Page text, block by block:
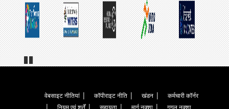
Footer
वेबसाइट नीतियां कॉपीराइट नीति खंडन
कर्मचारी कॉर्नर